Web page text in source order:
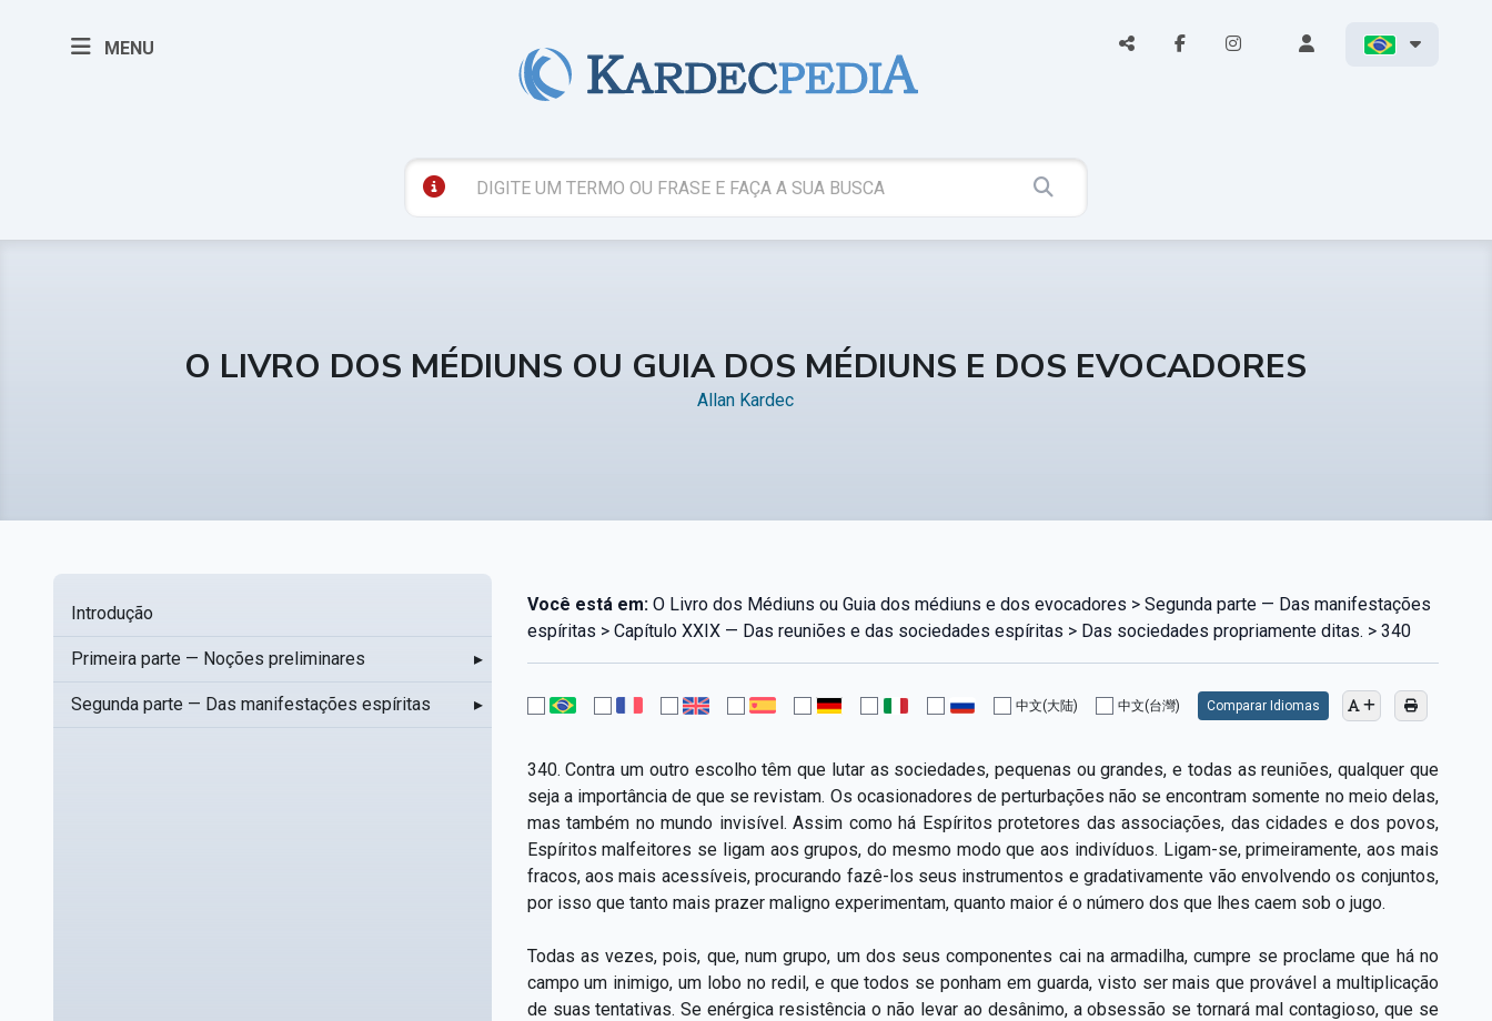
MENU
O LIVRO DOS MÉDIUNS OU GUIA DOS MÉDIUNS E DOS EVOCADORES
Allan Kardec
Introdução
Primeira parte — Noções preliminares ▸
Segunda parte — Das manifestações espíritas ▸
Você está em:O Livro dos Médiuns ou Guia dos médiuns e dos evocadores > Segunda parte — Das manifestações
espíritas > Capítulo XXIX — Das reuniões e das sociedades espíritas > Das sociedades propriamente ditas. > 340
中文(大陆) 中文(台灣) Comparar Idiomas
340. Contra um outro escolho têm que lutar as sociedades, pequenas ou grandes, e todas as reuniões, qualquer que
seja a importância de que se revistam. Os ocasionadores de perturbações não se encontram somente no meio delas,
mas também no mundo invisível. Assim como há Espíritos protetores das associações, das cidades e dos povos,
Espíritos malfeitores se ligam aos grupos, do mesmo modo que aos indivíduos. Ligam-se, primeiramente, aos mais
fracos, aos mais acessíveis, procurando fazê-los seus instrumentos e gradativamente vão envolvendo os conjuntos,
por isso que tanto mais prazer maligno experimentam, quanto maior é o número dos que lhes caem sob o jugo.
Todas as vezes, pois, que, num grupo, um dos seus componentes cai na armadilha, cumpre se proclame que há no
campo um inimigo, um lobo no redil, e que todos se ponham em guarda, visto ser mais que provável a multiplicação
de suas tentativas. Se enérgica resistência o não levar ao desânimo, a obsessão se tornará mal contagioso, que se